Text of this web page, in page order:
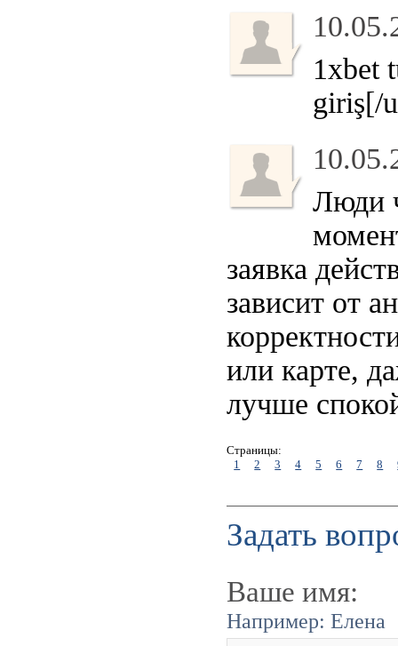
1xbet
giriş[/
Люди
заявка
зависит от
или карте,
лучше
Страницы:
1
2 3 4 5 6 7 8
Задать
Ваше имя:
Например: Елена